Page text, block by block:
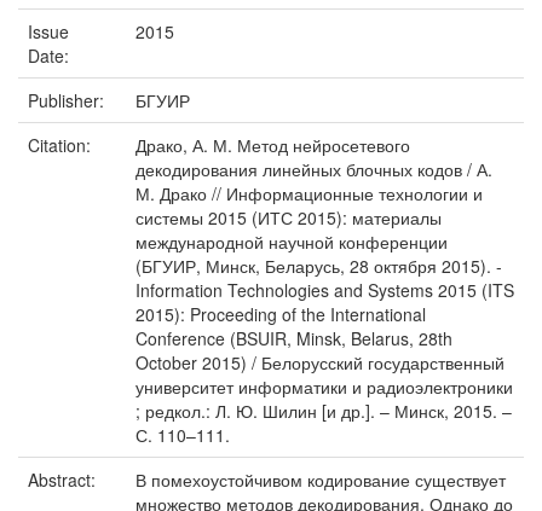
Issue
Date:
2015
Publisher:
БГУИР
Citation:
Драко, А. М. Метод нейросетевого
декодирования линейных блочных кодов / А.
М. Драко // Информационные технологии и
системы 2015 (ИТС 2015): материалы
международной научной конференции
(БГУИР, Минск, Беларусь, 28 октября 2015). -
Information Technologies and Systems 2015 (ITS
2015): Proceeding of the International
Conference (BSUIR, Minsk, Belarus, 28th
October 2015) / Белорусский государственный
университет информатики и радиоэлектроники
; редкол.: Л. Ю. Шилин [и др.]. – Минск, 2015. –
С. 110–111.
Abstract:
В помехоустойчивом кодирование существует
множество методов декодирования. Однако до